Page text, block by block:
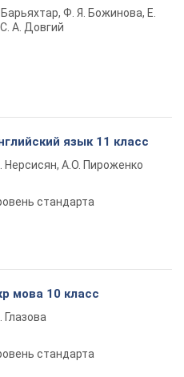
Барьяхтар, Ф. Я. Божинова, Е.
А. Довгий
язык 11 класс
Нерсисян, А.О. Пироженко
стандарта
мова 10 класс
Глазова
стандарта